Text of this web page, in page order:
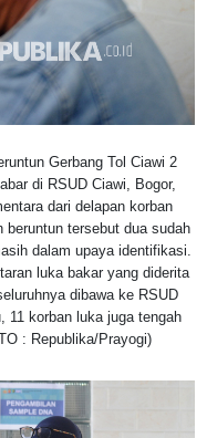
Gerbang Tol Ciawi 2
di RSUD Ciawi, Bogor,
dari delapan korban
tersebut dua sudah
dalam upaya identifikasi.
luka bakar yang diderita
dibawa ke RSUD
11 korban luka juga tengah
: Republika/Prayogi)